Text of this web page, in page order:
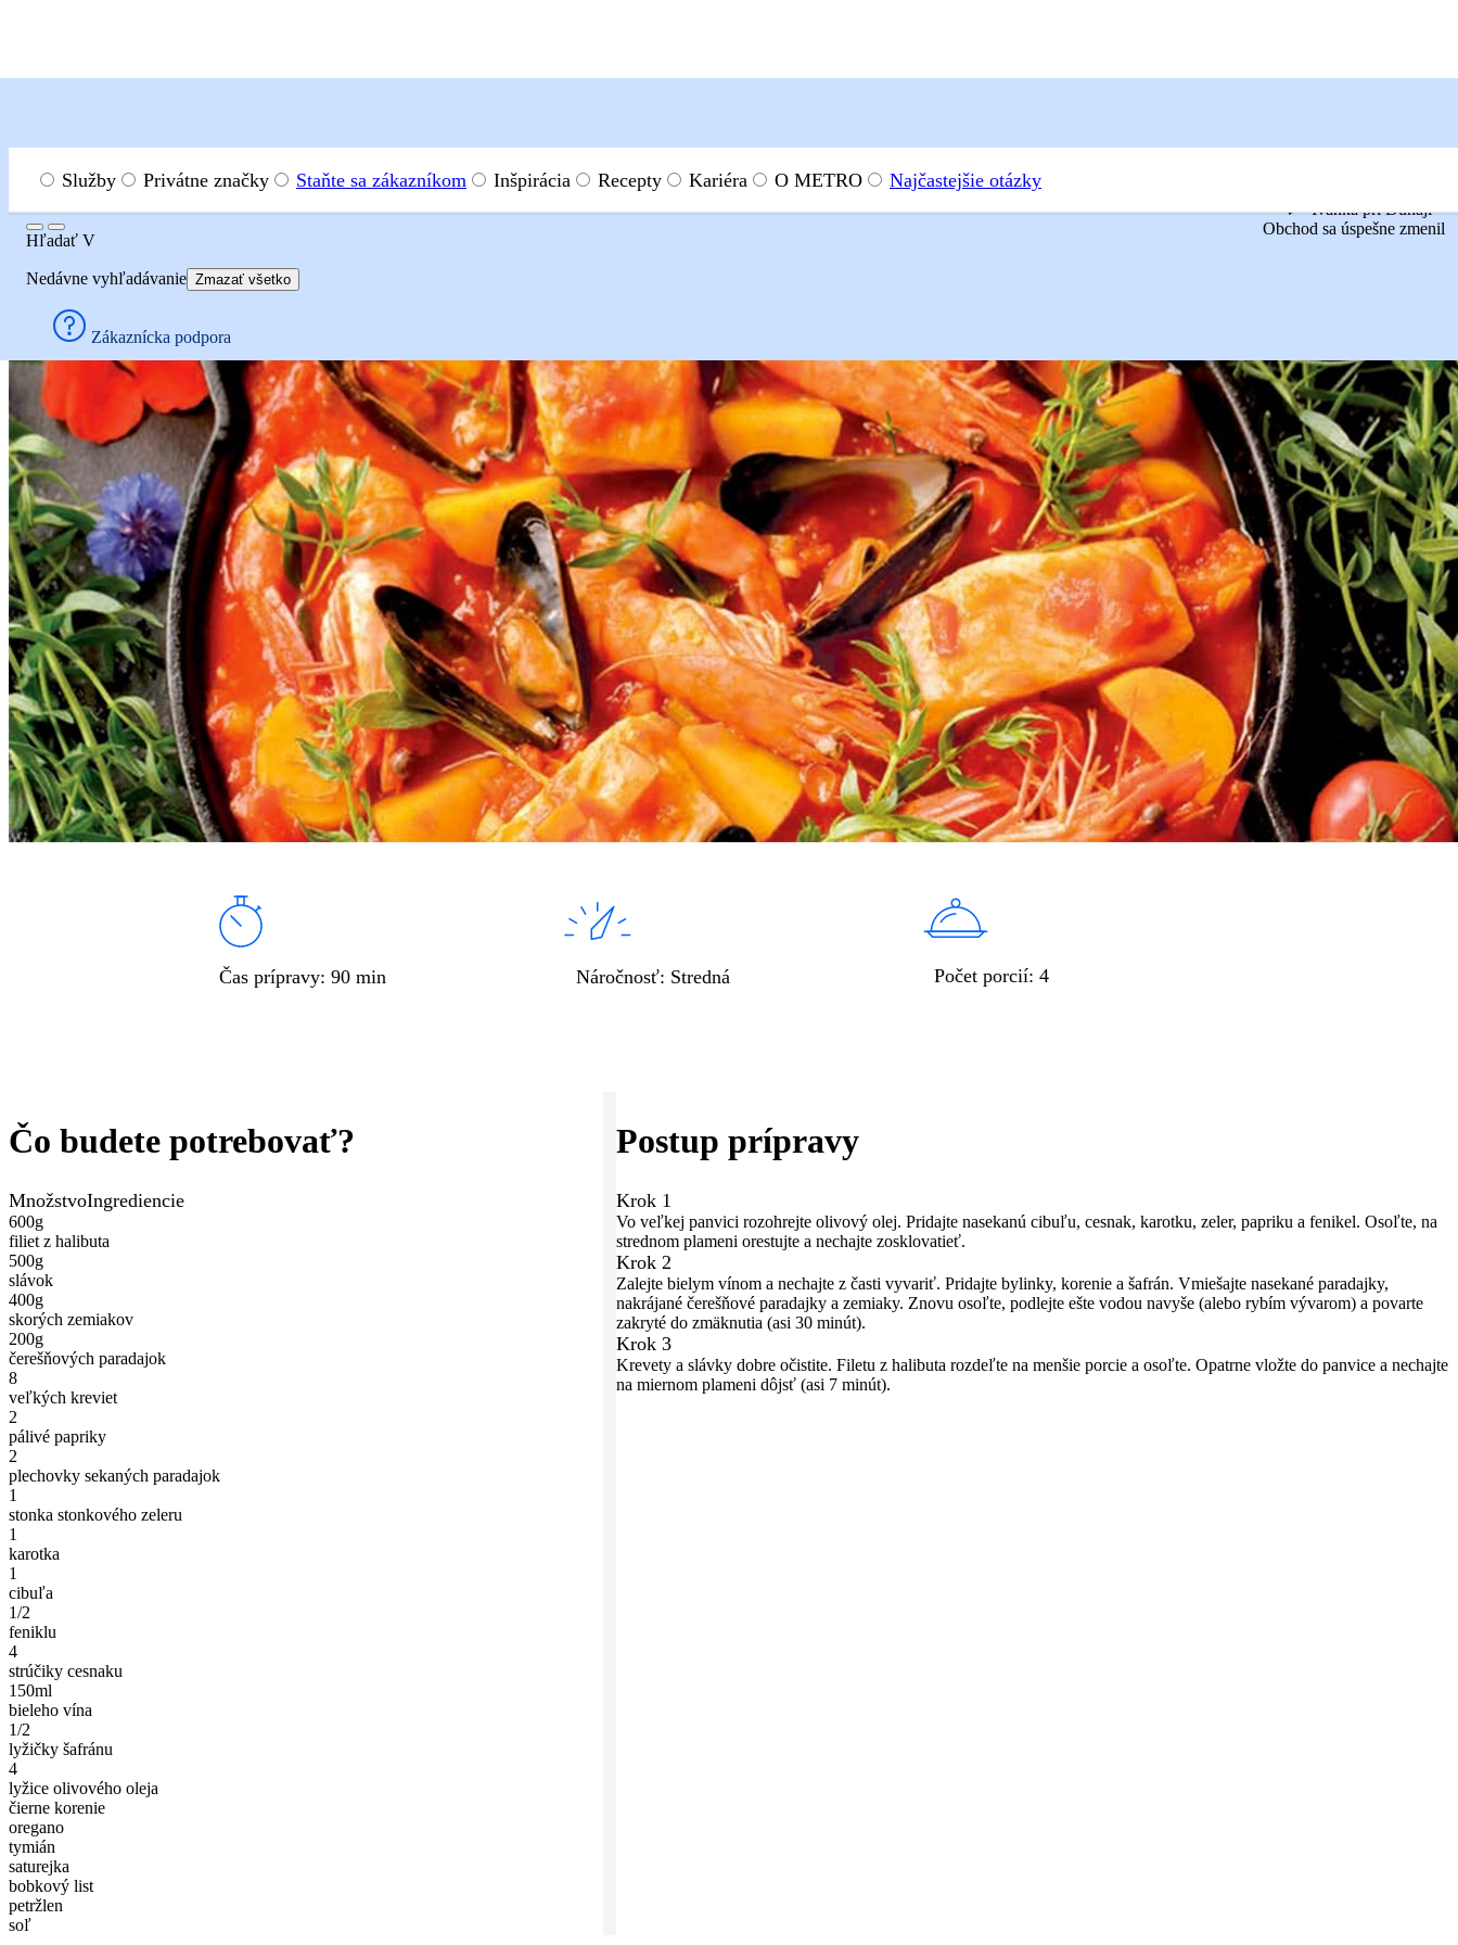
Menu
Hľadať
Hľadať V
Nedávne vyhľadávanie Zmazať všetko
Zákaznícka podpora
Ivanka pri Dunaji
Obchod sa úspešne zmenil
Služby Privátne značky Staňte sa zákazníkom Inšpirácia Recepty Kariéra O METRO Najčastejšie otázky
Čas prípravy: 90 min Náročnosť: Stredná Počet porcií: 4
Čo budete potrebovať?
MnožstvoIngrediencie
600g
filiet z halibuta
500g
slávok
400g
skorých zemiakov
200g
čerešňových paradajok
8
veľkých kreviet
2
pálivé papriky
2
plechovky sekaných paradajok
1
stonka stonkového zeleru
1
karotka
1
cibuľa
1/2
feniklu
4
strúčiky cesnaku
150ml
bieleho vína
1/2
lyžičky šafránu
4
lyžice olivového oleja
čierne korenie
oregano
tymián
saturejka
bobkový list
petržlen
soľ
Postup prípravy
Krok 1
Vo veľkej panvici rozohrejte olivový olej. Pridajte nasekanú cibuľu, cesnak, karotku, zeler, papriku a fenikel. Osoľte, na
strednom plameni orestujte a nechajte zosklovatieť.
Krok 2
Zalejte bielym vínom a nechajte z časti vyvariť. Pridajte bylinky, korenie a šafrán. Vmiešajte nasekané paradajky,
nakrájané čerešňové paradajky a zemiaky. Znovu osoľte, podlejte ešte vodou navyše (alebo rybím vývarom) a povarte
zakryté do zmäknutia (asi 30 minút).
Krok 3
Krevety a slávky dobre očistite. Filetu z halibuta rozdeľte na menšie porcie a osoľte. Opatrne vložte do panvice a nechajte
na miernom plameni dôjsť (asi 7 minút).